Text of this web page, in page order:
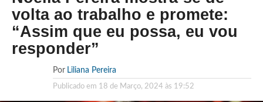
volta ao trabalho e promete:
“Assim que eu possa, eu vou
responder”
Por Liliana Pereira
Publicado em 18 de Março, 2024 às 19:52